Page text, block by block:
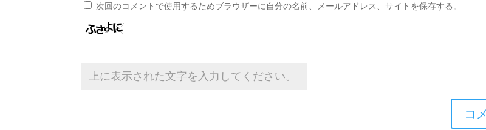
次回のコメントで使用するためブラウザーに自分の名前、メールアドレス、サイトを保存する。